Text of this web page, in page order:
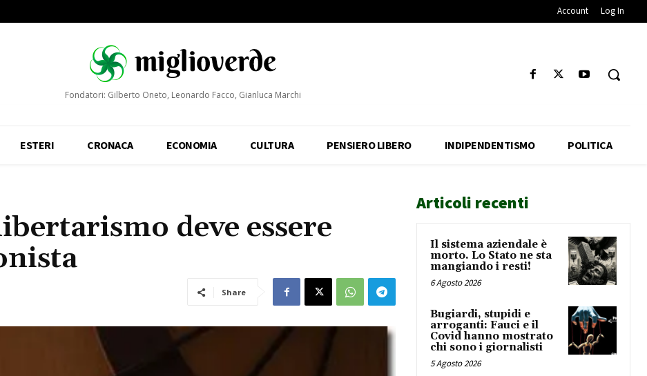
Account Log In
Fondatori: Gilberto Oneto, Leonardo Facco, Gianluca Marchi
ESTERI CRONACA ECONOMIA CULTURA PENSIERO LIBERO INDIPENDENTISMO POLITICA
deve essere
Share
Articoli recenti
Il sistema aziendale è
morto. Lo Stato ne sta
mangiando i resti!
6 Agosto 2026
Bugiardi, stupidi e
arroganti: Fauci e il
Covid hanno mostrato
chi sono i giornalisti
5 Agosto 2026